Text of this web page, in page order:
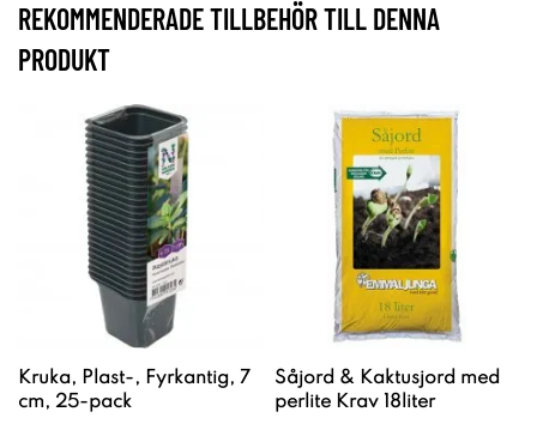
REKOMMENDERADE TILLBEHÖR TILL DENNA
PRODUKT
Kruka, Plast-, Fyrkantig, 7
cm, 25-pack
Såjord & Kaktusjord med
perlite Krav 18liter